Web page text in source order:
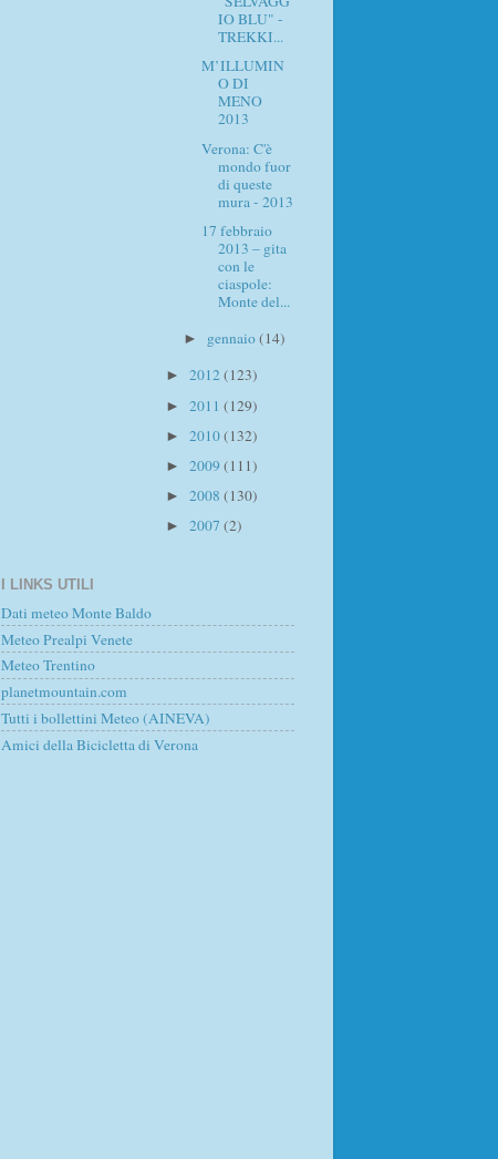
IO BLU" -
TREKKI...
M’ILLUMIN
O DI
MENO
2013
Verona: C'è
mondo fuor
di queste
mura - 2013
17 febbraio
2013 – gita
con le
ciaspole:
Monte del...
► gennaio(14)
► 2012 (123)
► 2011 (129)
► 2010(132)
► 2009 (111)
► 2008 (130)
► 2007 (2)
I LINKS UTILI
Dati meteo Monte Baldo
Meteo Prealpi Venete
Meteo Trentino
planetmountain.com
Tutti i bollettini Meteo (AINEVA)
Amici della Bicicletta di Verona